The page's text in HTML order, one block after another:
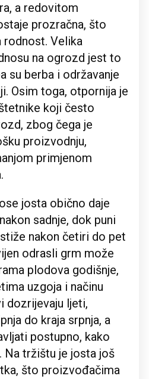
a redovitom
prozračna, što
rodnost. Velika
na ogrozd jest to
su berba i održavanje
Osim toga, otpornija je
koji često
zbog čega je
proizvodnju,
primjenom
josta obično daje
sadnje, dok puni
nakon četiri do pet
odrasli grm može
plodova godišnje,
uzgoja i načinu
dozrijevaju ljeti,
do kraja srpnja, a
postupno, kako
Na tržištu je josta još
što proizvođačima